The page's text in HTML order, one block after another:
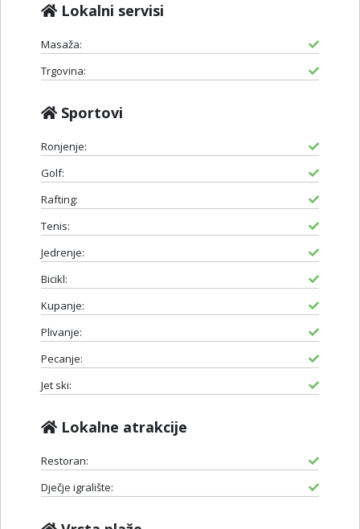
Lokalni servisi
Masaža:
Trgovina:
Sportovi
Ronjenje:
Golf:
Rafting:
Tenis:
Jedrenje:
Bicikl:
Kupanje:
Plivanje:
Pecanje:
Jet ski:
Lokalne atrakcije
Restoran:
Dječje igralište: